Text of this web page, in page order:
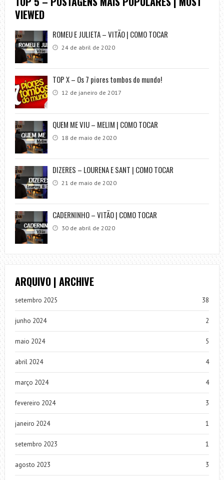
VIEWED
ROMEU E JULIETA – VITÃO | COMO TOCAR
24 de abril de 2020
TOP X – Os 7 piores tombos do mundo!
12 de janeiro de 2017
QUEM ME VIU – MELIM | COMO TOCAR
18 de maio de 2020
DIZERES – LOURENA E SANT | COMO TOCAR
21 de maio de 2020
CADERNINHO – VITÃO | COMO TOCAR
30 de abril de 2020
ARQUIVO | ARCHIVE
setembro 2025 38
junho 2024 2
maio 2024 5
abril 2024 4
março 2024 4
fevereiro 2024 3
janeiro 2024 1
setembro 2023 1
agosto 2023 3